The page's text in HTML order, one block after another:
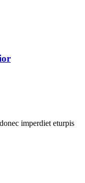
imperdiet eturpis